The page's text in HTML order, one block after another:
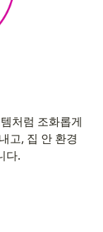
처럼 조화롭게
고, 집 안 환경
다.